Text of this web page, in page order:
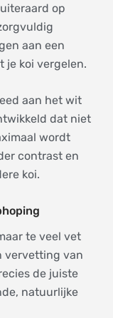
op
aan een
je koi vergelen.
aan het wit
dat niet
wordt
contrast en
koi.
te veel vet
vervetting van
de juiste
natuurlijke